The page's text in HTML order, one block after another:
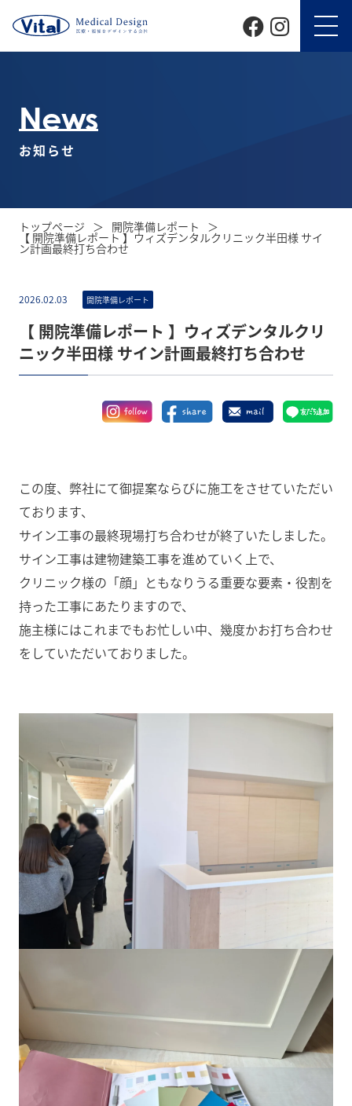
News
お知らせ
トップページ 開院準備レポート
【 開院準備レポート 】ウィズデンタルクリニック半田様 サイ
ン計画最終打ち合わせ
2026.02.03 開院準備レポート
【 開院準備レポート 】ウィズデンタルクリ
ニック半田様 サイン計画最終打ち合わせ
この度、弊社にて御提案ならびに施工をさせていただい
ております、
サイン工事の最終現場打ち合わせが終了いたしました。
サイン工事は建物建築工事を進めていく上で、
クリニック様の「顔」ともなりうる重要な要素・役割を
持った工事にあたりますので、
施主様にはこれまでもお忙しい中、幾度かお打ち合わせ
をしていただいておりました。